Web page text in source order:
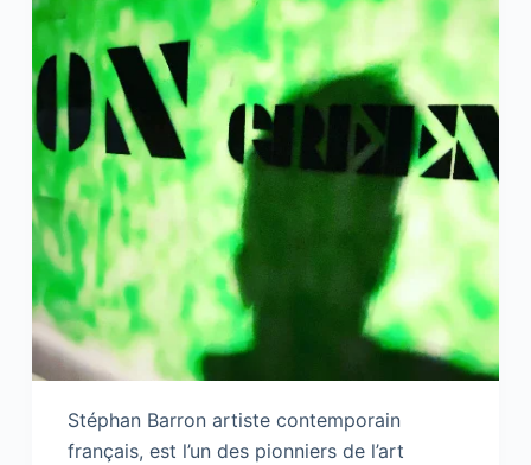
Stéphan Barron artiste contemporain
français, est l’un des pionniers de l’art